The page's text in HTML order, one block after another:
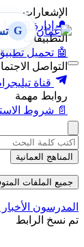
الإشعارات
🔔 إدارة
التطبيقات
🤖 تحميل
التواصل
قناة
روابط مهمة
📄 شروط
G
المناهج العمانية
جميع الملفات
المدرسون الأخبار
تم نسخ الرابط